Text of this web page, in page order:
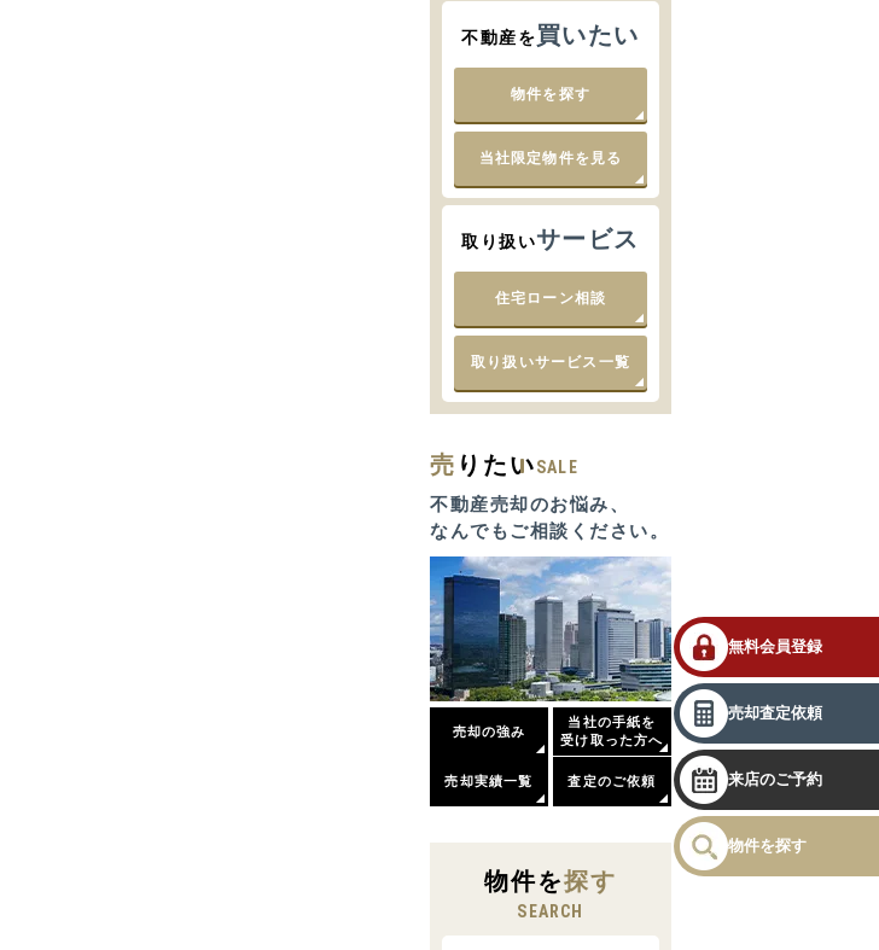
無料会員登録
売却査定依頼
来店のご予約
物件を探す
不動産を買いたい
物件を探す
当社限定物件を見る
取り扱いサービス
住宅ローン相談
取り扱いサービス一覧
売 りたいSALE
不動産売却のお悩み、
なんでもご相談ください。
売却の強み
当社の手紙を
受け取った方へ
売却実績一覧 査定のご依頼
物件を探す
SEARCH